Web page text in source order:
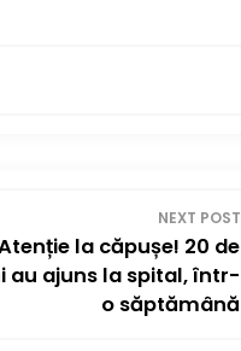
NEXT POST
la căpușe! 20 de
au ajuns la spital, într-
o săptămână